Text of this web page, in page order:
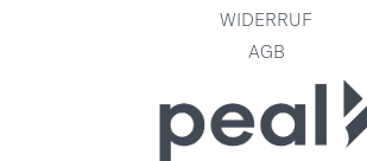
WIDERRUF
AGB